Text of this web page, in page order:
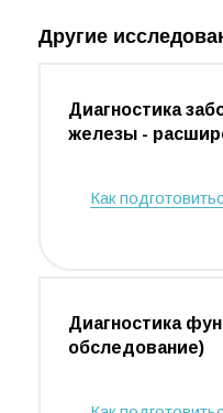
Другие
Диагностика
железы -
Как
Диагностика
обследование)